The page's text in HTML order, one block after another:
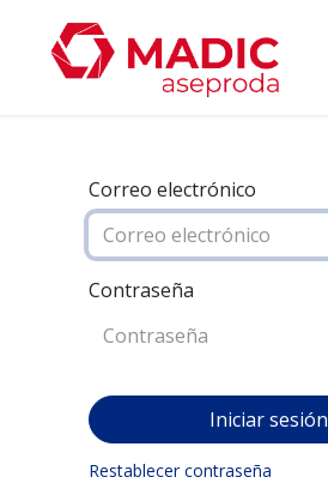
Correo electrónico
Contraseña
Iniciar sesión
Restablecer contraseña